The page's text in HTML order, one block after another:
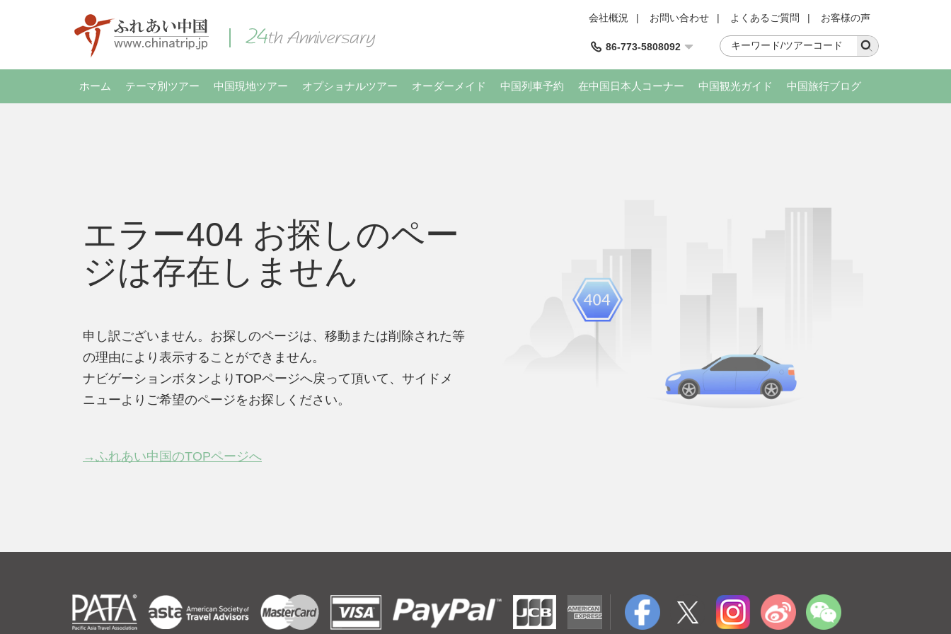
会社概況 | お問い合わせ | よくあるご質問 | お客様の声
86-773-5808092
ホーム テーマ別ツアー 中国現地ツアー オプショナルツアー オーダーメイド 中国列車予約 在中国日本人コーナー 中国観光ガイド 中国旅行ブログ
エラー404 お探しのペー
ジは存在しません
申し訳ございません。お探しのページは、移動または削除された等
の理由により表示することができません。
ナビゲーションボタンよりTOPページへ戻って頂いて、サイドメ
ニューよりご希望のページをお探しください。
→ふれあい中国のTOPページへ